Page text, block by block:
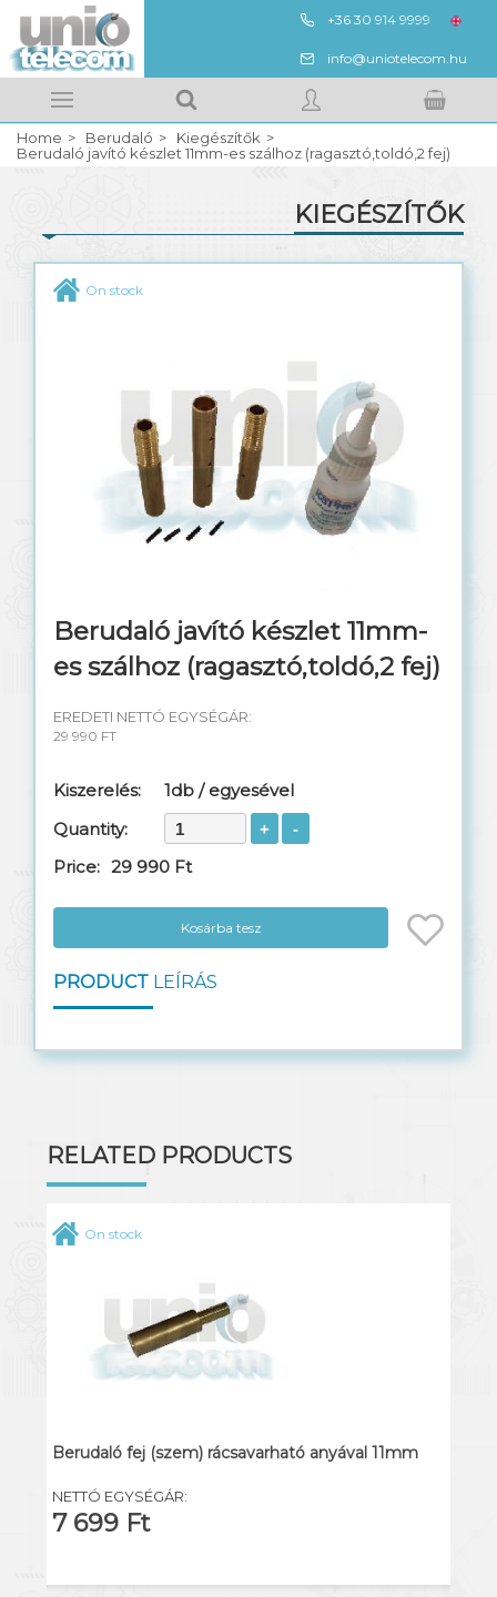
+36 30 914 9999
HUN
info@uniotelecom.hu
Your shopping cart
SIGN IN
Home Berudaló
Kiegészítők
Berudaló javító készlet 11mm-es szálhoz (ragasztó,toldó,2 fej)
KIEGÉSZÍTŐK
Üvegszál
On stock
Berudaló javító készlet 11mm-
es szálhoz (ragasztó,toldó,2 fej)
EREDETI NETTÓ EGYSÉGÁR:
29 990 FT
Kiszerelés:
1db / egyesével
Quantity:
Price: 29 990 Ft
Kosárba tesz
PRODUCT LEÍRÁS
RELATED PRODUCTS
On stock
Berudaló fej (szem) rácsavarható anyával 11mm
NETTÓ EGYSÉGÁR:
7 699 Ft